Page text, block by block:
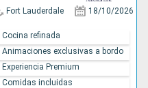
Fort Lauderdale 18/10/2026
Cocina refinada
Animaciones exclusivas a bordo
Experiencia Premium
Comidas incluidas